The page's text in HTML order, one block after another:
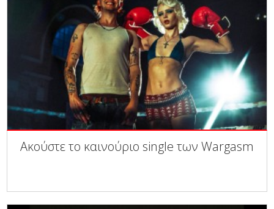
Ακούστε το καινούριο single των Wargasm